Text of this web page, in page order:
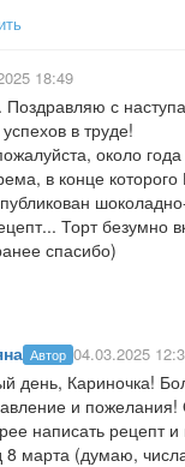
18:49
Поздравляю с
в труде!
около
в конце
Торт безумно
спасибо)
Автор 04.03.2025
день, Кариночка!
и
написать рецепт
8 марта (думаю,